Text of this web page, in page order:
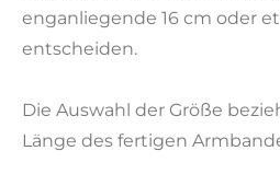
enganliegende 16 cm oder
entscheiden.
Die Auswahl der Größe
Länge des fertigen